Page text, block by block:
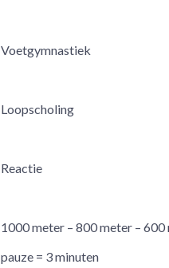
Voetgymnastiek
Loopscholing
Reactie
1000 meter – 800 meter –
pauze = 3 minuten